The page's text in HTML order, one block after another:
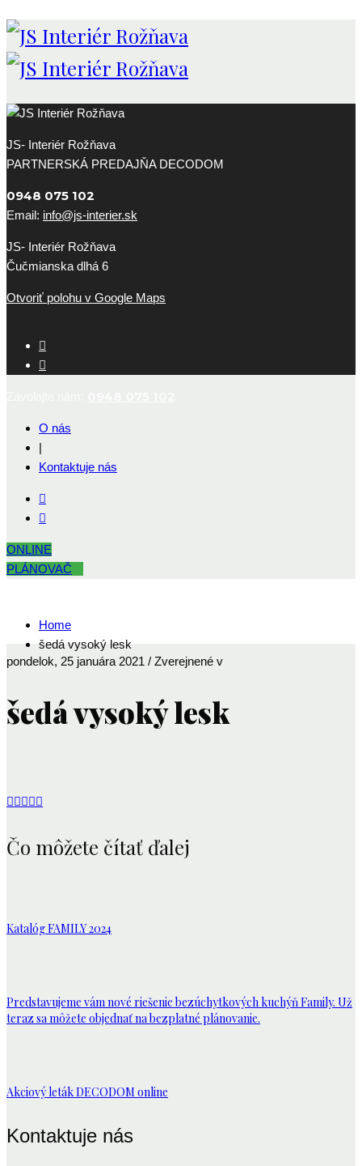
JS- Interiér Rožňava
PARTNERSKÁ PREDAJŇA DECODOM
0948 075 102
Email: info@js-interier.sk
JS- Interiér Rožňava
Čučmianska dlhá 6
Otvoriť polohu v Google Maps
O nás
|
Kontaktuje nás
ONLINE
PLÁNOVAČ
Home
šedá vysoký lesk
pondelok, 25 januára 2021 / Zverejnené v
šedá vysoký lesk
Čo môžete čítať ďalej
Katalóg FAMILY 2024
Predstavujeme vám nové riešenie bezúchytkových kuchýň Family. Už
teraz sa môžete objednať na bezplatné plánovanie.
Akciový leták DECODOM online
Kontaktuje nás